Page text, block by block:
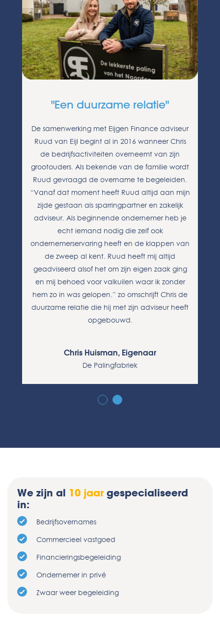
"Een duurzame relatie"
De samenwerking met Eijgen Finance adviseur
Ruud van Eijl begint al in 2016 wanneer Chris
de bedrijfsactiviteiten overneemt van zijn
grootouders. Als bekende van de familie wordt
Ruud gevraagd de overname te begeleiden.
“Vanaf dat moment heeft Ruud altijd aan mijn
zijde gestaan als sparringpartner en zakelijk
adviseur. Als beginnende ondernemer heb je
echt iemand nodig die zelf ook
ondernemerservaring heeft en de klappen van
de zweep al kent. Ruud heeft mij altijd
geadviseerd alsof het om zijn eigen zaak ging
en mij behoed voor valkuilen waar ik zonder
hem zo in was gelopen.” zo omschrijft Chris de
duurzame relatie die hij met zijn adviseur heeft
opgebouwd.
Chris Huisman, Eigenaar
De Palingfabriek
We zijn al 10 jaargespecialiseerd
in:
Bedrijfsovernames
Commercieel vastgoed
Financieringsbegeleiding
Ondernemer in privé
Zwaar weer begeleiding